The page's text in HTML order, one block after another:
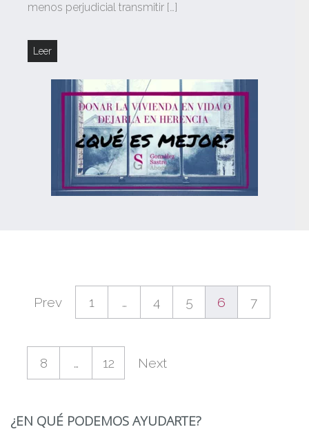
menos perjudicial transmitir […]
Leer
Prev 1 … 4 5 6 7
8 … 12 Next
¿EN QUÉ PODEMOS AYUDARTE?